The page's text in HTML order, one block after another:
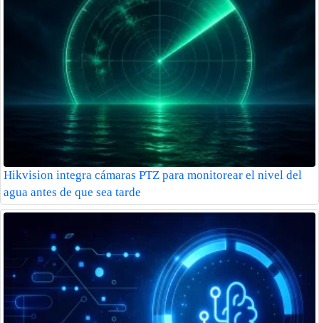
Hikvision integra cámaras PTZ para monitorear el nivel del
agua antes de que sea tarde